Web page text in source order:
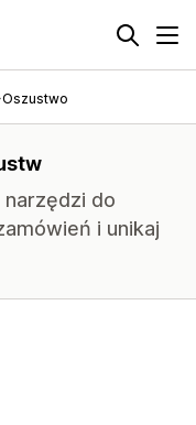
Oszustwo
do
i unikaj